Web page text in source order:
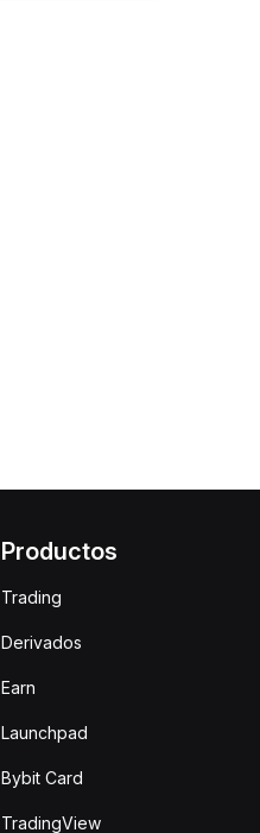
Productos
Trading
Derivados
Earn
Launchpad
Bybit Card
TradingView